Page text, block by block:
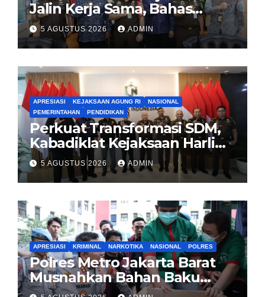
Jalin Kerja Sama, Bahas
Pembentukan Pusat Studi
Kajian Kejaksaan
5 AGUSTUS 2026 ADMIN
APRESIASI KEJAKSAAN AGUNG RI
NASIONAL
PEMERINTAHAN
PENDIDIKAN
Perkuat Transformasi SDM,
Kabadiklat Kejaksaan Harli
Siregar Jalin Sinergi dengan
LAN RI
5 AGUSTUS 2026 ADMIN
APRESIASI KRIMINAL NARKOTIKA NASIONAL POLRES
Polres Metro Jakarta Barat
Musnahkan Bahan Baku
Narkotika 1,1 Ton